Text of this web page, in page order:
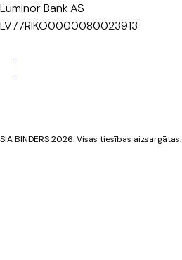
Luminor Bank AS
LV77RIKO0000080023913
SIA BINDERS 2026. Visas tiesības aizsargātas.